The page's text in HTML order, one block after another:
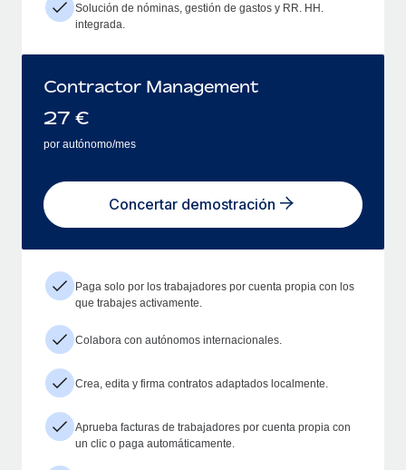
Solución de nóminas, gestión de gastos y RR. HH.
integrada.
Contractor Management
27 €
por autónomo/mes
Concertar demostración
Paga solo por los trabajadores por cuenta propia con los
que trabajes activamente.
Colabora con autónomos internacionales.
Crea, edita y firma contratos adaptados localmente.
Aprueba facturas de trabajadores por cuenta propia con
un clic o paga automáticamente.